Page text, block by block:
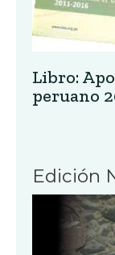
Libro:
peruano
Edición